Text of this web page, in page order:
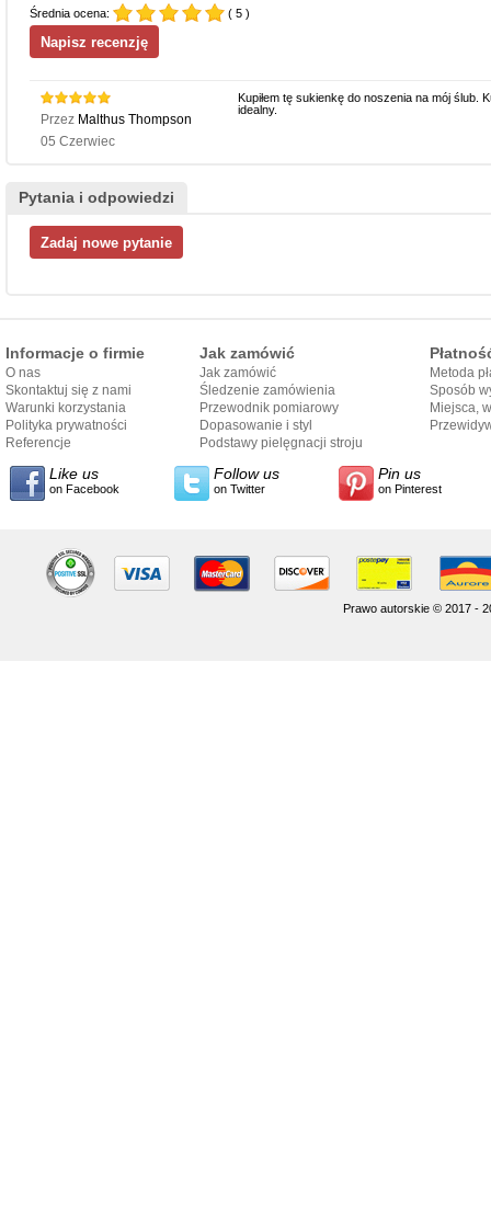
Średnia ocena: ( 5 )
Przez Malthus Thompson
05 Czerwiec
Kupiłem tę sukienkę do noszenia na mój ślub.
idealny.
Pytania i odpowiedzi
Informacje o firmie
O nas
Skontaktuj się z nami
Warunki korzystania
Polityka prywatności
Referencje
Jak zamówić
Jak zamówić
Śledzenie zamówienia
Przewodnik pomiarowy
Dopasowanie i styl
przewodnika
Podstawy pielęgnacji stroju
Metoda
Sposób
Miejsca,
Like us
on Facebook
Follow us
on Twitter
Pin us
on Pinterest
Prawo autorskie © 2017 -